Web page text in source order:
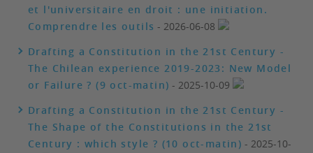
et l'universitaire en droit : une initiation.
Comprendre les outils - 2026-06-08
Drafting a Constitution in the 21st Century -
The Chilean experience 2019-2023: New Model
or Failure ? (9 oct-matin) - 2025-10-09
Drafting a Constitution in the 21st Century -
The Shape of the Constitutions in the 21st
Century : which style ? (10 oct-matin) - 2025-10-